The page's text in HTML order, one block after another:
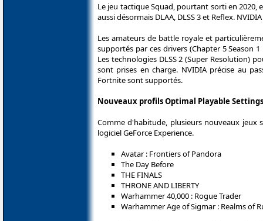
Le jeu tactique Squad, pourtant sorti en 2020,
aussi désormais DLAA, DLSS 3 et Reflex.
Les amateurs de battle royale et
supportés par ces drivers (Chapter 5 Season
Les technologies DLSS 2 (Super Resolution)
sont prises en charge. NVIDIA précise au
Fortnite sont supportés.
Nouveaux profils Optimal Playable Settings
Comme d'habitude, plusieurs nouveaux jeux
logiciel GeForce Experience.
Avatar : Frontiers of Pandora
The Day Before
THE FINALS
THRONE AND LIBERTY
Warhammer 40,000 : Rogue Trader
Warhammer Age of Sigmar : Realms of